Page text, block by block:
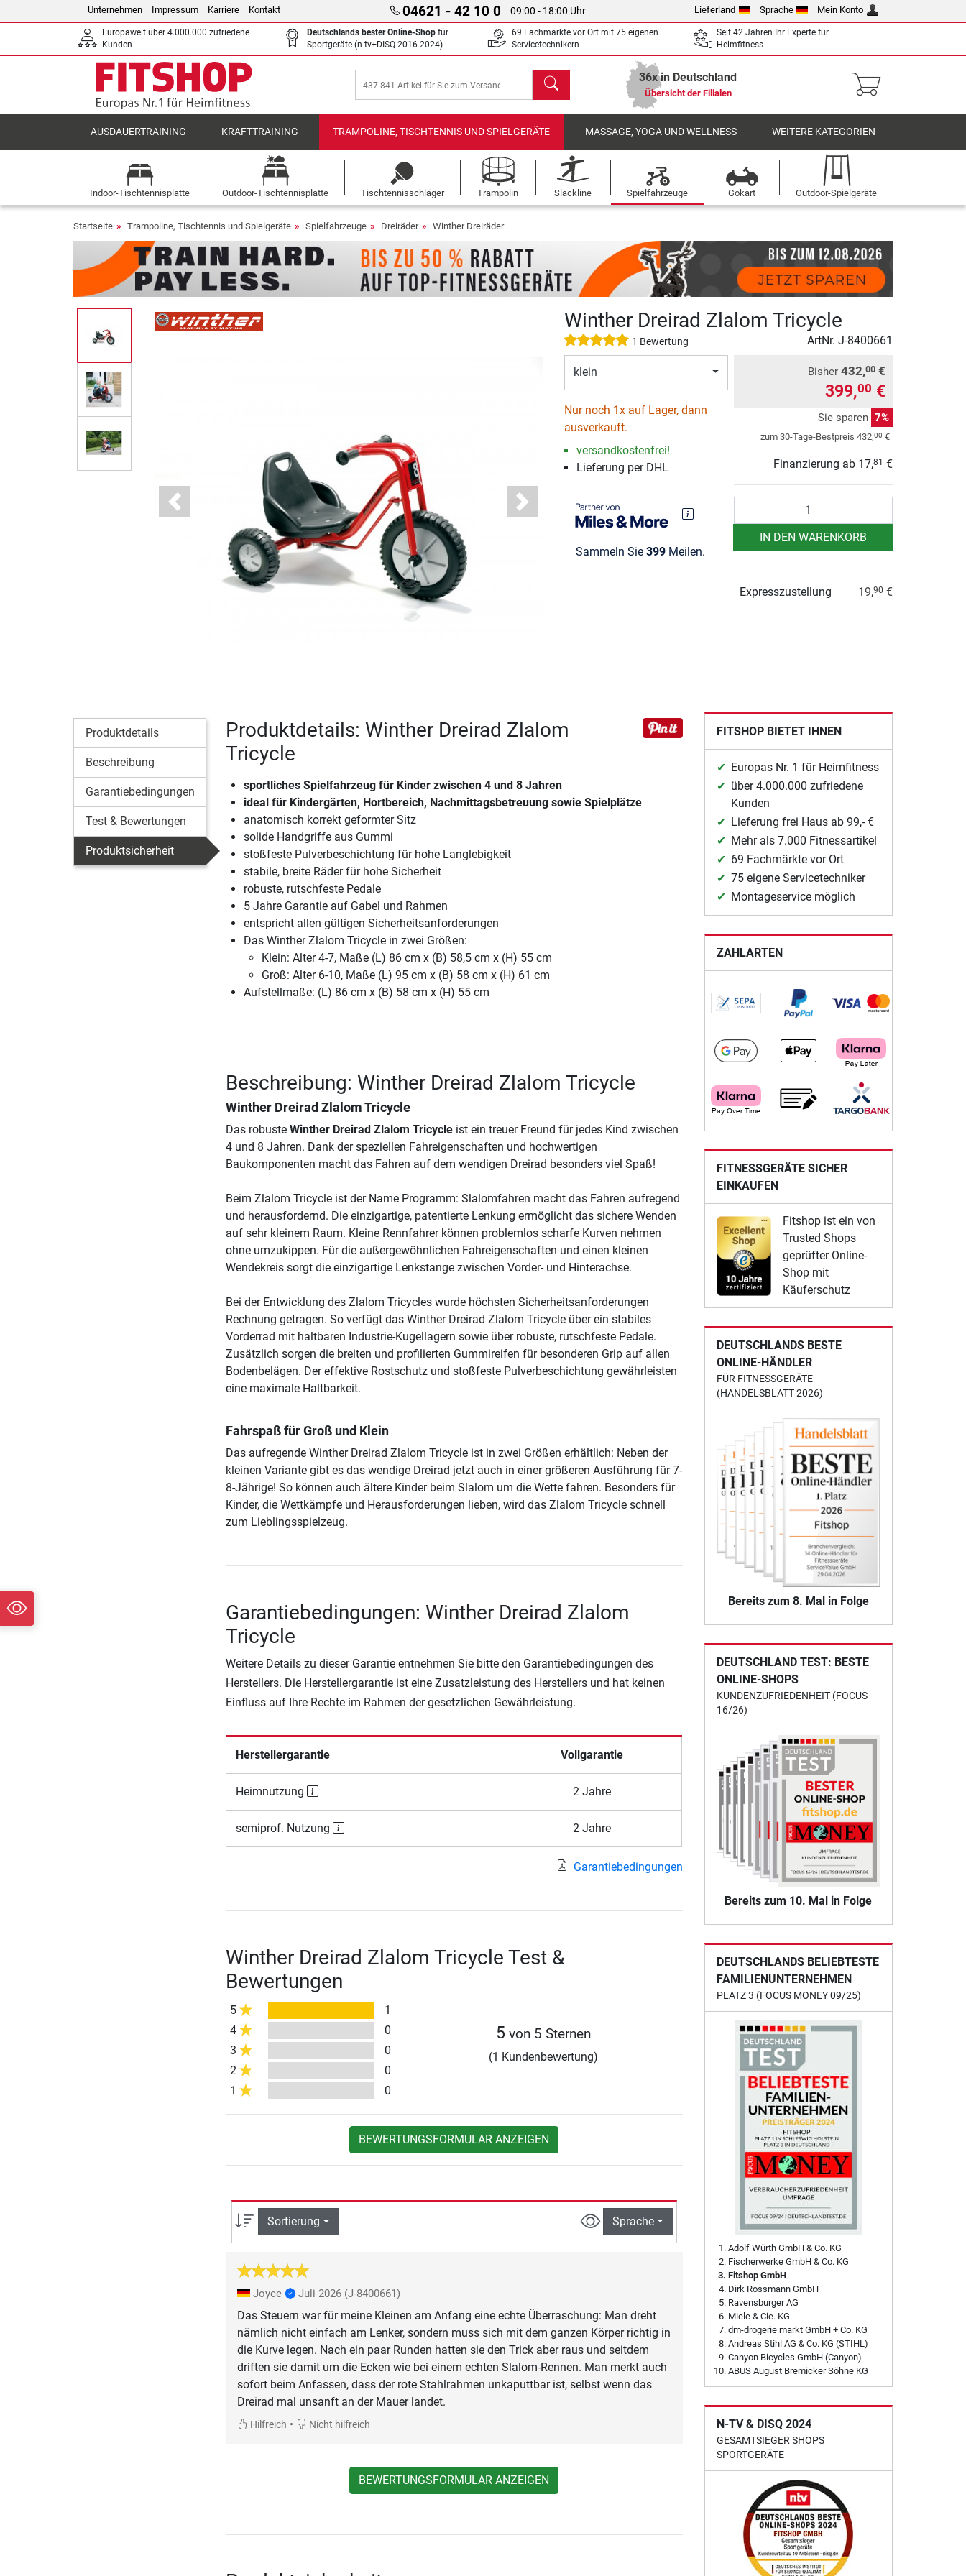
Unternehmen Impressum Karriere Kontakt 04621 - 42 10 0 09:00 - 18:00 Uhr Lieferland Sprache Mein Konto
Europaweit über 4.000.000 zufriedene
Kunden
Deutschlands bester Online-Shop für
Sportgeräte (n-tv+DISQ 2016-2024)
69 Fachmärkte vor Ort mit 75 eigenen
Servicetechnikern
Seit 42 Jahren Ihr Experte für
Heimfitness
Suchen 36x in Deutschland
Übersicht der Filialen
AUSDAUERTRAINING KRAFTTRAINING TRAMPOLINE, TISCHTENNIS UND SPIELGERÄTE MASSAGE, YOGA UND WELLNESS WEITERE KATEGORIEN
Indoor-Tischtennisplatte Outdoor-Tischtennisplatte Tischtennisschläger Trampolin Slackline Spielfahrzeuge Gokart Outdoor-Spielgeräte
Startseite Trampoline, Tischtennis und Spielgeräte Spielfahrzeuge Dreiräder Winther Dreiräder
Previous Next
Winther Dreirad Zlalom Tricycle
1 Bewertung ArtNr. J-8400661
klein
Nur noch 1x auf Lager, dann
ausverkauft.
versandkostenfrei!
Lieferung per DHL
Sammeln Sie 399Meilen.
Bisher 432,00 €
399,00 €
Sie sparen 7%
zum 30-Tage-Bestpreis 432,00 €
Finanzierung ab 17,81 €
IN DEN WARENKORB
Expresszustellung 19,90 €
Produktdetails
Beschreibung
Garantiebedingungen
Test & Bewertungen
Produktsicherheit
Produktdetails: Winther Dreirad Zlalom
Tricycle
sportliches Spielfahrzeug für Kinder zwischen 4 und 8 Jahren
ideal für Kindergärten, Hortbereich, Nachmittagsbetreuung sowie Spielplätze
anatomisch korrekt geformter Sitz
solide Handgriffe aus Gummi
stoßfeste Pulverbeschichtung für hohe Langlebigkeit
stabile, breite Räder für hohe Sicherheit
robuste, rutschfeste Pedale
5 Jahre Garantie auf Gabel und Rahmen
entspricht allen gültigen Sicherheitsanforderungen
Das Winther Zlalom Tricycle in zwei Größen:
Klein: Alter 4-7, Maße (L) 86 cm x (B) 58,5 cm x (H) 55 cm
Groß: Alter 6-10, Maße (L) 95 cm x (B) 58 cm x (H) 61 cm
Aufstellmaße: (L) 86 cm x (B) 58 cm x (H) 55 cm
Beschreibung: Winther Dreirad Zlalom Tricycle
Winther Dreirad Zlalom Tricycle
Das robuste Winther Dreirad Zlalom Tricycleist ein treuer Freund für jedes Kind zwischen
4 und 8 Jahren. Dank der speziellen Fahreigenschaften und hochwertigen
Baukomponenten macht das Fahren auf dem wendigen Dreirad besonders viel Spaß!
Beim Zlalom Tricycle ist der Name Programm: Slalomfahren macht das Fahren aufregend
und herausfordernd. Die einzigartige, patentierte Lenkung ermöglicht das sichere Wenden
auf sehr kleinem Raum. Kleine Rennfahrer können problemlos scharfe Kurven nehmen
ohne umzukippen. Für die außergewöhnlichen Fahreigenschaften und einen kleinen
Wendekreis sorgt die einzigartige Lenkstange zwischen Vorder- und Hinterachse.
Bei der Entwicklung des Zlalom Tricycles wurde höchsten Sicherheitsanforderungen
Rechnung getragen. So verfügt das Winther Dreirad Zlalom Tricycle über ein stabiles
Vorderrad mit haltbaren Industrie-Kugellagern sowie über robuste, rutschfeste Pedale.
Zusätzlich sorgen die breiten und profilierten Gummireifen für besonderen Grip auf allen
Bodenbelägen. Der effektive Rostschutz und stoßfeste Pulverbeschichtung gewährleisten
eine maximale Haltbarkeit.
Fahrspaß für Groß und Klein
Das aufregende Winther Dreirad Zlalom Tricycle ist in zwei Größen erhältlich: Neben der
kleinen Variante gibt es das wendige Dreirad jetzt auch in einer größeren Ausführung für 7-
8-Jährige! So können auch ältere Kinder beim Slalom um die Wette fahren. Besonders für
Kinder, die Wettkämpfe und Herausforderungen lieben, wird das Zlalom Tricycle schnell
zum Lieblingsspielzeug.
Garantiebedingungen: Winther Dreirad Zlalom
Tricycle
Weitere Details zu dieser Garantie entnehmen Sie bitte den Garantiebedingungen des
Herstellers. Die Herstellergarantie ist eine Zusatzleistung des Herstellers und hat keinen
Einfluss auf Ihre Rechte im Rahmen der gesetzlichen Gewährleistung.
Herstellergarantie Vollgarantie
Heimnutzung 2 Jahre
semiprof. Nutzung 2 Jahre
Garantiebedingungen
Winther Dreirad Zlalom Tricycle Test &
Bewertungen
5
1
4
0
3
0
2
0
1
0
5 von 5 Sternen
(1 Kundenbewertung)
BEWERTUNGSFORMULAR ANZEIGEN
Sortierung Sprache
Joyce Juli 2026 (J-8400661)
Das Steuern war für meine Kleinen am Anfang eine echte Überraschung: Man dreht
nämlich nicht einfach am Lenker, sondern muss sich mit dem ganzen Körper richtig in
die Kurve legen. Nach ein paar Runden hatten sie den Trick aber raus und seitdem
driften sie damit um die Ecken wie bei einem echten Slalom-Rennen. Man merkt auch
sofort beim Anfassen, dass der rote Stahlrahmen unkaputtbar ist, selbst wenn das
Dreirad mal unsanft an der Mauer landet.
Hilfreich • Nicht hilfreich
BEWERTUNGSFORMULAR ANZEIGEN
FITSHOP BIETET IHNEN
Europas Nr. 1 für Heimfitness
über 4.000.000 zufriedene
Kunden
Lieferung frei Haus ab 99,- €
Mehr als 7.000 Fitnessartikel
69 Fachmärkte vor Ort
75 eigene Servicetechniker
Montageservice möglich
ZAHLARTEN
FITNESSGERÄTE SICHER
EINKAUFEN
Fitshop ist ein von
Trusted Shops
geprüfter Online-
Shop mit
Käuferschutz
DEUTSCHLANDS BESTE
ONLINE-HÄNDLER
FÜR FITNESSGERÄTE
(HANDELSBLATT 2026)
Bereits zum 8. Mal in Folge
DEUTSCHLAND TEST: BESTE
ONLINE-SHOPS
KUNDENZUFRIEDENHEIT (FOCUS
16/26)
Bereits zum 10. Mal in Folge
DEUTSCHLANDS BELIEBTESTE
FAMILIENUNTERNEHMEN
PLATZ 3 (FOCUS MONEY 09/25)
Adolf Würth GmbH & Co. KG
Fischerwerke GmbH & Co. KG
Fitshop GmbH
Dirk Rossmann GmbH
Ravensburger AG
Miele & Cie. KG
dm-drogerie markt GmbH + Co. KG
Andreas Stihl AG & Co. KG (STIHL)
Canyon Bicycles GmbH (Canyon)
ABUS August Bremicker Söhne KG
N-TV & DISQ 2024
GESAMTSIEGER SHOPS
SPORTGERÄTE